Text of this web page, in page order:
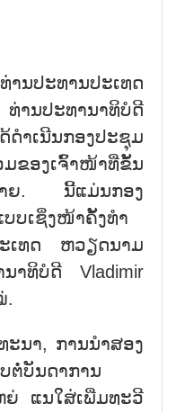
ປະທານປະເທດ
ານປະທານາທິບໍດີ
ດຳເນີນກອງປະຊຸມ
ຂອງເຈົ້າໜ້າທີ່ຂັ້ນ
າຍ. ນີ້ແມ່ນກອງ
ບເຊິ່ງໜ້າຄັ້ງທໍາ
ະເທດ ຫວຽດນາມ
າທິບໍດີ Vladimir
.
າ, ການນຳສອງ
ຕໍ່ບັນດາການ
ຍ່ ແນໃສ່ເພີ່ມທະວີ